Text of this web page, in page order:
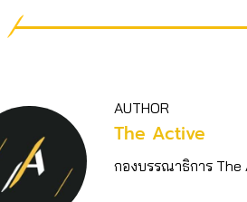
AUTHOR
The Active
กองบรรณาธิการ The